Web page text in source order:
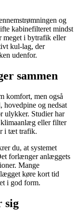
og
kabinefilteret mindst
meget i bytrafik eller
kul-lag, der
udenfor.
sammen
komfort, men også
og nedsat
ulykker. Studier har
eller filter
i tæt trafik.
du, at systemet
forlænger anlæggets
Mange
køre kort tid
i god form.
sig